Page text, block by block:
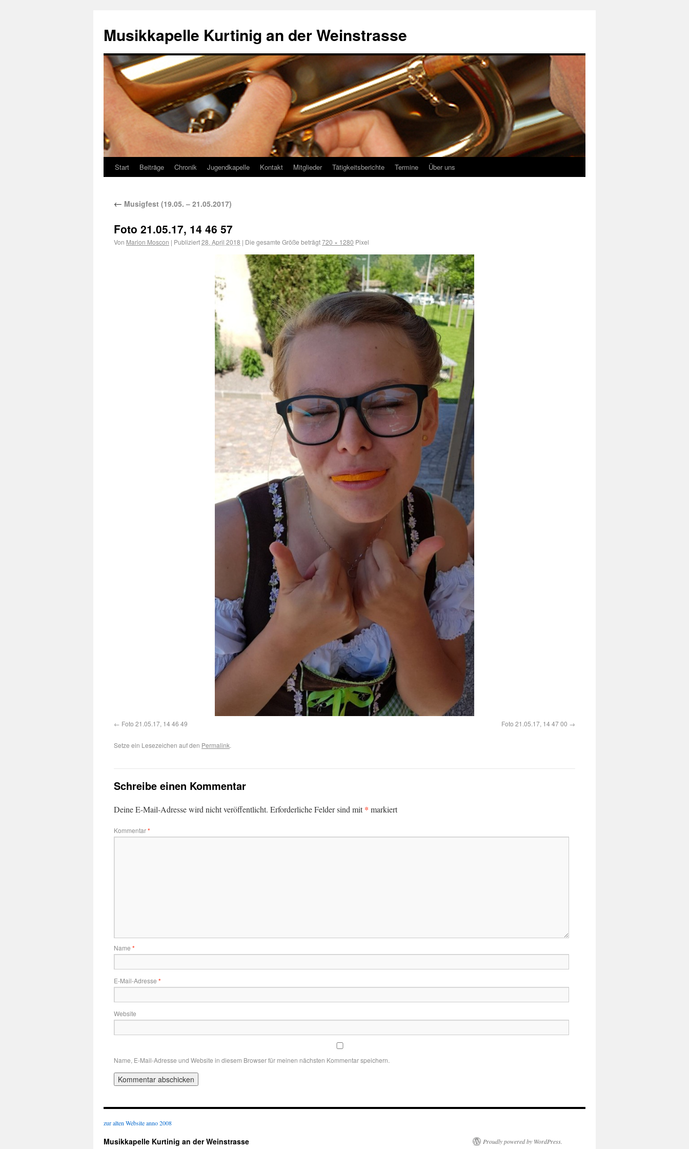
Musikkapelle Kurtinig an der Weinstrasse
Start Beiträge Chronik Jugendkapelle Kontakt Mitglieder Tätigkeitsberichte Termine Über uns
← Musigfest (19.05. – 21.05.2017)
Foto 21.05.17, 14 46 57
Von Marion Moscon | Publiziert28. April 2018 | Die gesamte Größe beträgt720 × 1280 Pixel
Foto 21.05.17, 14 46 49 Foto 21.05.17, 14 47 00
Setze ein Lesezeichen auf den Permalink.
Schreibe einen Kommentar
Deine E-Mail-Adresse wird nicht veröffentlicht. Erforderliche Felder sind mit* markiert
Kommentar*
Name *
E-Mail-Adresse *
Website
Name, E-Mail-Adresse und Website in diesem Browser für meinen nächsten Kommentar speichern.
zur alten Website anno 2008
Musikkapelle Kurtinig an der Weinstrasse Proudly powered by WordPress.